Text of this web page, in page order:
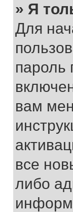
» Я
Для
пароль
вам
все
либо